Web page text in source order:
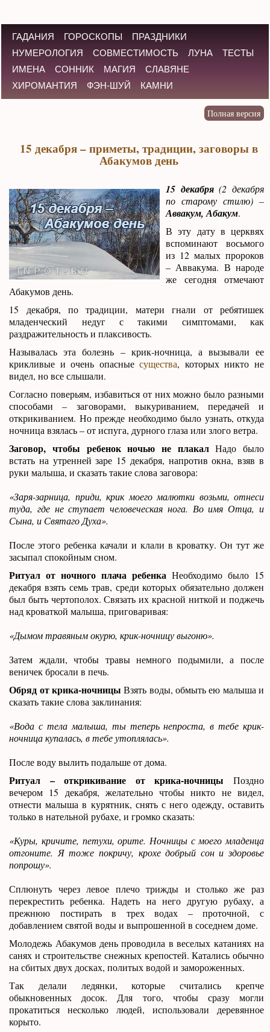
ГАДАНИЯ ГОРОСКОПЫ
ПРАЗДНИКИ
НУМЕРОЛОГИЯ
СОВМЕСТИМОСТЬ ЛУНА
ТЕСТЫ
ИМЕНА
СОННИК МАГИЯ
СЛАВЯНЕ
ХИРОМАНТИЯ
ФЭН-ШУЙ КАМНИ
15 декабря – приметы, традиции, заговоры в
Абакумов день
15 декабря(2 декабря
по старому стилю) –
Аввакум, Абакум.
В эту дату в церквях
вспоминают восьмого
из 12 малых пророков
– Аввакума. В народе
же сегодня отмечают
Абакумов день.
15 декабря, по традиции, матери гнали от ребятишек
младенческий недуг с такими симптомами, как
раздражительность и плаксивость.
Называлась эта болезнь – крик-ночница, а вызывали ее
крикливые и очень опасныесущества, которых никто не
видел, но все слышали.
Согласно поверьям, избавиться от них можно было разными
способами – заговорами, выкуриванием, передачей и
открикиванием. Но прежде необходимо было узнать, откуда
ночница взялась – от испуга, дурного глаза или злого ветра.
Заговор, чтобы ребенок ночью не плакалНадо было
встать на утренней заре 15 декабря, напротив окна, взяв в
руки малыша, и сказать такие слова заговора:
«Заря-зарница, приди, крик моего малютки возьми, отнеси
туда, где не ступает человеческая нога. Во имя Отца, и
Сына, и Святаго Духа».
После этого ребенка качали и клали в кроватку. Он тут же
засыпал спокойным сном.
Ритуал от ночного плача ребенка Необходимо было 15
декабря взять семь трав, среди которых обязательно должен
был быть чертополох. Связать их красной ниткой и поджечь
над кроваткой малыша, приговаривая:
«Дымом травяным окурю, крик-ночницу выгоню».
Затем ждали, чтобы травы немного подымили, а после
веничек бросали в печь.
Обряд от крика-ночницы Взять воды, обмыть ею малыша и
сказать такие слова заклинания:
«Вода с тела малыша, ты теперь непроста, в тебе крик-
ночница купалась, в тебе утоплялась».
После воду вылить подальше от дома.
Ритуал – открикивание от крика-ночницы Поздно
вечером 15 декабря, желательно чтобы никто не видел,
отнести малыша в курятник, снять с него одежду, оставить
только в нательной рубахе, и громко сказать:
«Куры, кричите, петухи, орите. Ночницы с моего младенца
отгоните. Я тоже покричу, крохе добрый сон и здоровье
попрошу».
Сплюнуть через левое плечо трижды и столько же раз
перекрестить ребенка. Надеть на него другую рубаху, а
прежнюю постирать в трех водах – проточной, с
добавлением святой воды и выпрошенной в соседнем доме.
Молодежь Абакумов день проводила в веселых катаниях на
санях и строительстве снежных крепостей. Катались обычно
на сбитых двух досках, политых водой и замороженных.
Так делали ледянки, которые считались крепче
обыкновенных досок. Для того, чтобы сразу могли
прокатиться несколько людей, использовали деревянное
корыто.